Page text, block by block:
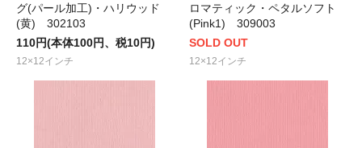
グ(パール加工)・ハリウッド
(黄) 302103
110円(本体100円、税10円)
12×12インチ
ロマティック・ペタルソフト
(Pink1) 309003
SOLD OUT
12×12インチ